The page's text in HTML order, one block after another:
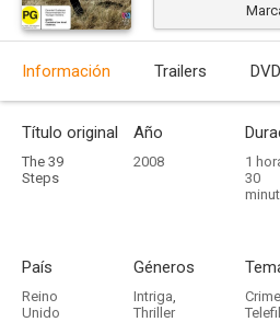
Información Trailers
Título original
The 39
Steps
Año
2008
1
30
País
Reino
Unido
Géneros
Intriga,
Thriller